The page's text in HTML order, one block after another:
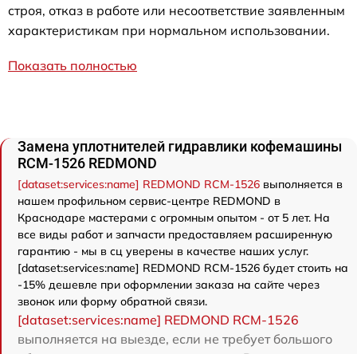
строя, отказ в работе или несоответствие заявленным
характеристикам при нормальном использовании.
Показать полностью
Замена уплотнителей гидравлики кофемашины
RCM-1526 REDMOND
[dataset:services:name] REDMOND RCM-1526 выполняется в
нашем профильном сервис-центре REDMOND в
Краснодаре мастерами с огромным опытом - от 5 лет. На
все виды работ и запчасти предоставляем расширенную
гарантию - мы в сц уверены в качестве наших услуг.
[dataset:services:name] REDMOND RCM-1526 будет стоить на
-15% дешевле при оформлении заказа на сайте через
звонок или форму обратной связи.
[dataset:services:name] REDMOND RCM-1526
выполняется на выезде, если не требует большого